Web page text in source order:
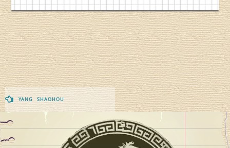
Navegación
de
entradas
YANG SHAOHOU